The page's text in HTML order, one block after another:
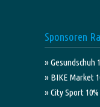
Sponsoren
» Gesundschuh
» BIKE Market
» City Sport 10%